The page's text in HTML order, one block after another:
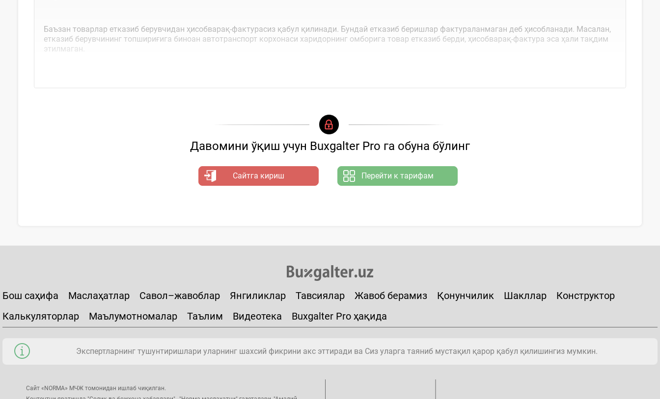
Баъзан товарлар етказиб берувчидан ҳисобварақ-фактурасиз қабул қилинади. Бундай етказиб беришлар фактураланмаган деб ҳисобланади. Масалан,
етказиб берувчининг топшириғига биноан автотранспорт корхонаси харидорнинг омборига товар етказиб берди, ҳисобварақ-фактура эса ҳали тақдим
этилмаган.
Давомини ўқиш учун Buxgalter Pro га обуна бўлинг
Сайтга кириш Перейти к тарифам
Бош саҳифа Маслаҳатлар Савол–жавоблар Янгиликлар Тавсиялар Жавоб берамиз Қонунчилик Шакллар
Конструктор
Калькуляторлар
Маълумотномалар Таълим Видеотека Buxgalter Pro ҳақида
Экспертларнинг тушунтиришлари уларнинг шахсий фикрини акс эттиради ва Сиз уларга таяниб мустақил қарор қабул қилишингиз мумкин.
Сайт «NORMA» МЧЖ томонидан ишлаб чиқилган.